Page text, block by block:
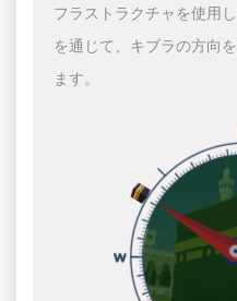
フラストラクチャを使用
を通じて、キブラの方向
ます。